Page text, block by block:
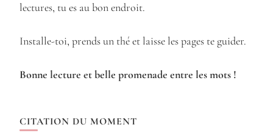
lectures, tu es au bon endroit.
Installe-toi, prends un thé et laisse les pages te guider.
Bonne lecture et belle promenade entre les mots !
CITATION DU MOMENT